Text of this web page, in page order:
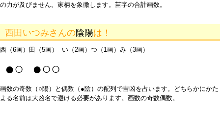
の力が及びません。家柄を象徴します。苗字の合計画数。
西田いつみさんの陰陽は！
西（6画）田（5画） い（2画）つ（1画）み（3画）
●○ ●○○
画数の奇数（○陽）と偶数（●陰）の配列で吉凶を占います。どちらかにかた
よる名前は大凶名で避ける必要があります。画数の奇数偶数。